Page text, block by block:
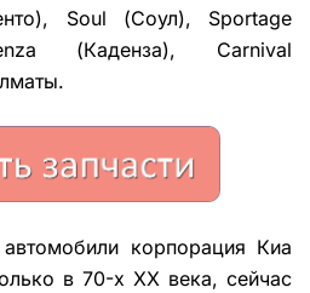
Soul (Соул), Sportage
(Каденза), Carnival
корпорация Киа
в 70-х ХХ века, сейчас